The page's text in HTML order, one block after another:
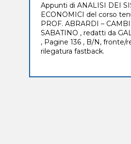
Appunti di ANALISI DEI
ECONOMICI del corso
PROF. ABRARDI –
SABATINO , redatti da
, Pagine 136 , B/N, fronte/
rilegatura fastback.